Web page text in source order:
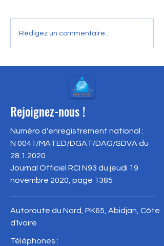
🎥 Retour en vidéo sur notre
activité "Back To School" à
Élibou 2, un village non loin
Rédigez un commentaire...
Rejoignez-nous !
Numéro d'enregistrement national :
N 0041/MATED/DGAT/DAG/SDVA du
28.1.2020
Journal Officiel RCI N93 du jeudi 19
novembre 2020, page 1385
Autoroute du Nord, PK65, Abidjan, Côte
d'Ivoire
Téléphones :